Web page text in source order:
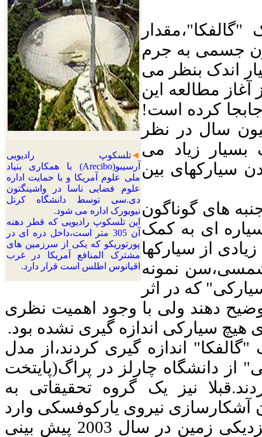
◄تلسکوپ رادیویی
آرسیبو(Arecibo
) با همکاری بنیاد
ملی علوم آمریکا و با حمایت اداره
علوم فضایی ناسا در واشینگتون
دی.سی توسط دانشگاه کرنل
نیویورک اداره می شود.
این تلسکوپ رادیویی که قطر دهنه
آن 305 متر است،داخل دره ای در
پورتوریکو که یکی از سرزمین های
مشترک المنافع آمریکا در غرب
اقیانوس اطلس است قرار دارد.
جسمی به جرم
اندک بنظر می
12 سالی که از آغاز مطالعه این
را 15 کیلومتر جابجا کرده است!
سال در نظر
بسیار زیاد می
سیارکهای بین
های گوناگون
ای به کمک
از سیارکها
شمسی،سن نمونه
که در اثر
دهند ولی با وجود اهمیت نظری
هیچ سیارکی اندازه گیری نشده بود.
"گالفکا" اندازه گیری کردند،از مدل
از دانشگاه چارلز در پراگ(پایتخت
نیز یک گروه تحقیقاتی به
در سال 2000،امکان آشکارسازی نیروی یارکوفسکی وارد
بر سیارک "گالفکا" را در هنگام عبور آن از نزدیکی زمین در سال 2003 پیش بینی